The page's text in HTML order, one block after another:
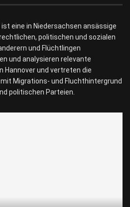
ist eine in Niedersachsen ansässige
politischen und sozialen
und Flüchtlingen
und analysieren relevante
Hannover und vertreten die
Migrations- und Fluchthintergrund
politischen Parteien.